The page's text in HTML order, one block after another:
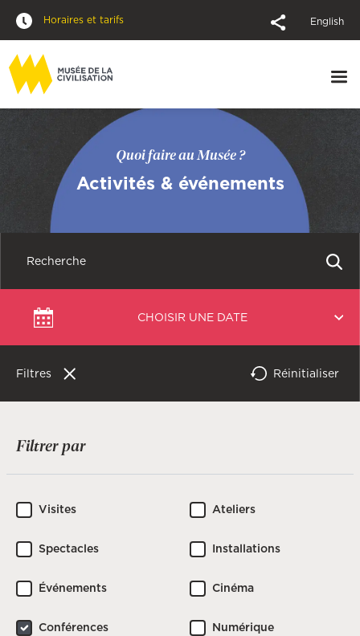
Horaires et tarifs English
Quoi faire au Musée ?
Activités & événements
CHOISIR UNE DATE
une
date
Filtres
Réinitialiser
Filtrer par
Visites Ateliers
Spectacles Installations
Événements Cinéma
Conférences Numérique